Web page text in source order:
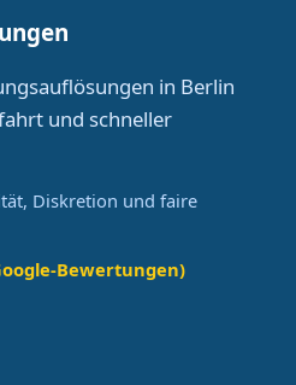
in Berlin
und schneller
Diskretion und faire
Bewertungen)